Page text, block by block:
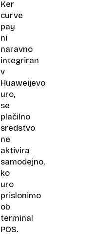
Ker
curve
pay
ni
naravno
integriran
v
Huaweijevo
uro,
se
plačilno
sredstvo
ne
aktivira
samodejno,
ko
uro
prislonimo
ob
terminal
POS.